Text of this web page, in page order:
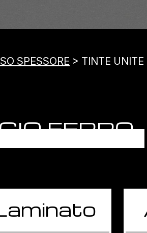
SPESSORE > TINTE UNITE
FERRO